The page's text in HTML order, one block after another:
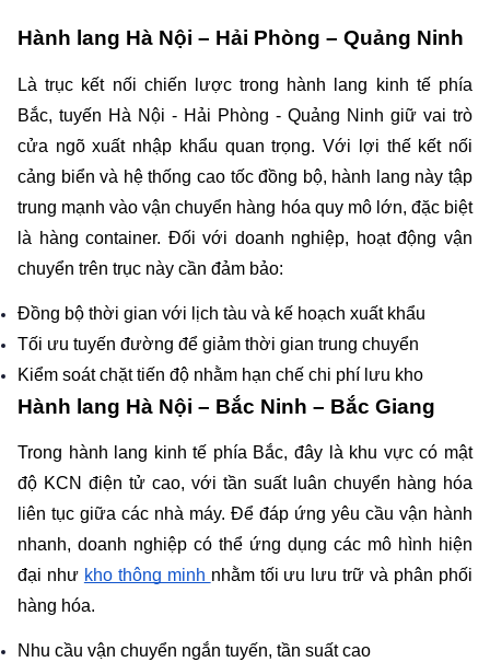
Hành lang Hà Nội – Hải Phòng – Quảng Ninh
Là trục kết nối chiến lược trong hành lang kinh tế phía
Bắc, tuyến Hà Nội - Hải Phòng - Quảng Ninh giữ vai trò
cửa ngõ xuất nhập khẩu quan trọng. Với lợi thế kết nối
cảng biển và hệ thống cao tốc đồng bộ, hành lang này tập
trung mạnh vào vận chuyển hàng hóa quy mô lớn, đặc biệt
là hàng container. Đối với doanh nghiệp, hoạt động vận
chuyển trên trục này cần đảm bảo:
Đồng bộ thời gian với lịch tàu và kế hoạch xuất khẩu
Tối ưu tuyến đường để giảm thời gian trung chuyển
Kiểm soát chặt tiến độ nhằm hạn chế chi phí lưu kho
Hành lang Hà Nội – Bắc Ninh – Bắc Giang
Trong hành lang kinh tế phía Bắc, đây là khu vực có mật
độ KCN điện tử cao, với tần suất luân chuyển hàng hóa
liên tục giữa các nhà máy. Để đáp ứng yêu cầu vận hành
nhanh, doanh nghiệp có thể ứng dụng các mô hình hiện
đại như kho thông minh nhằm tối ưu lưu trữ và phân phối
hàng hóa.
Nhu cầu vận chuyển ngắn tuyến, tần suất cao